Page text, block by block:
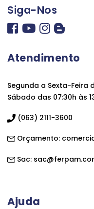
Siga-Nos
Atendimento
Segunda a Sexta-Feira
Sábado das 07:30h às
(063) 2111-3600
Orçamento:
Sac:
Ajuda